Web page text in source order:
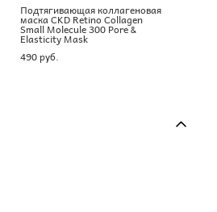
Подтягивающая коллагеновая
маска CKD Retino Collagen
Small Molecule 300 Pore &
Elasticity Mask
490 pуб.